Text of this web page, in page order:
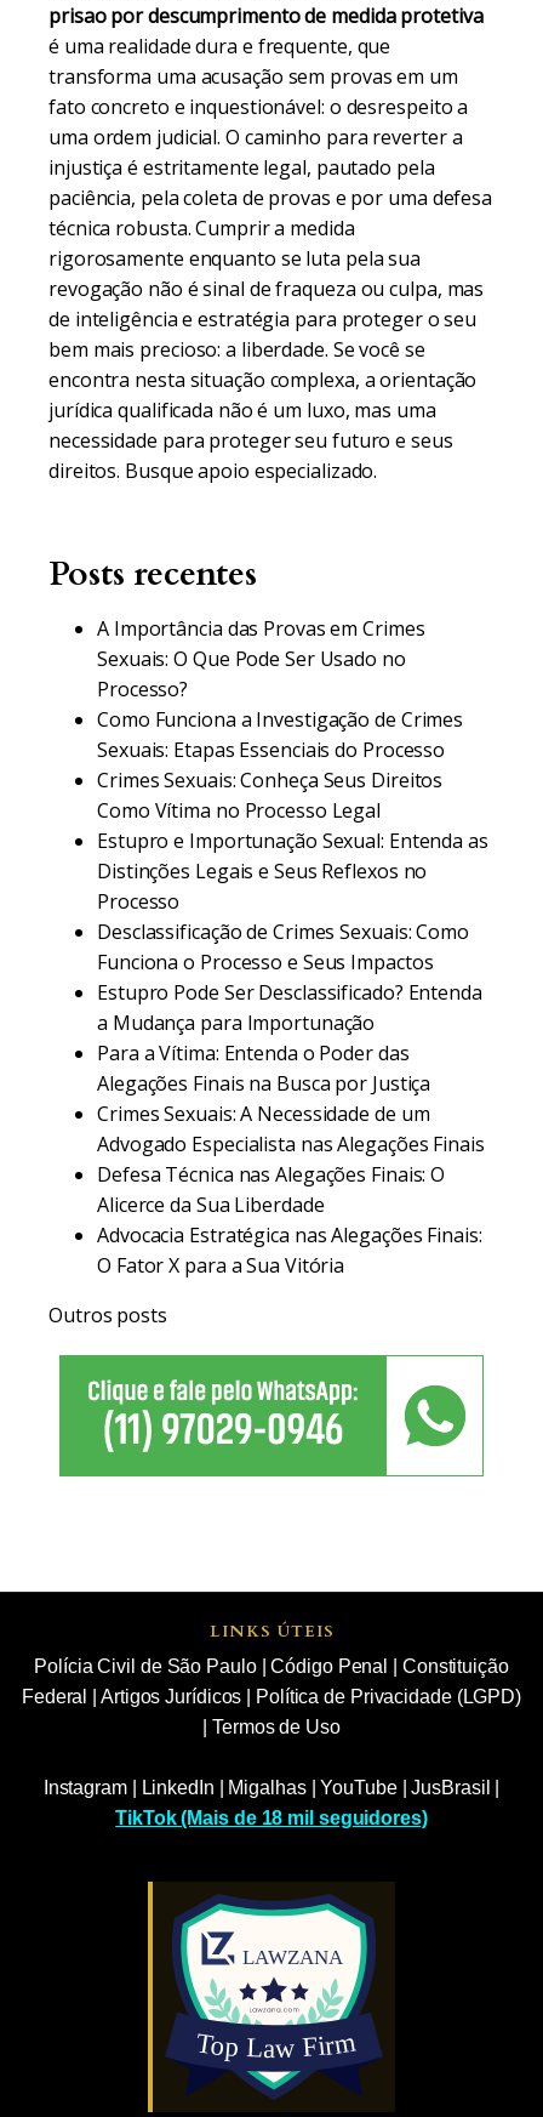
prisao por descumprimento de medida protetiva
é uma realidade dura e frequente, que
transforma uma acusação sem provas em um
fato concreto e inquestionável: o desrespeito a
uma ordem judicial. O caminho para reverter a
injustiça é estritamente legal, pautado pela
paciência, pela coleta de provas e por uma defesa
técnica robusta. Cumprir a medida
rigorosamente enquanto se luta pela sua
revogação não é sinal de fraqueza ou culpa, mas
de inteligência e estratégia para proteger o seu
bem mais precioso: a liberdade. Se você se
encontra nesta situação complexa, a orientação
jurídica qualificada não é um luxo, mas uma
necessidade para proteger seu futuro e seus
direitos. Busque apoio especializado.
Posts recentes
A Importância das Provas em Crimes
Sexuais: O Que Pode Ser Usado no
Processo?
Como Funciona a Investigação de Crimes
Sexuais: Etapas Essenciais do Processo
Crimes Sexuais: Conheça Seus Direitos
Como Vítima no Processo Legal
Estupro e Importunação Sexual: Entenda as
Distinções Legais e Seus Reflexos no
Processo
Desclassificação de Crimes Sexuais: Como
Funciona o Processo e Seus Impactos
Estupro Pode Ser Desclassificado? Entenda
a Mudança para Importunação
Para a Vítima: Entenda o Poder das
Alegações Finais na Busca por Justiça
Crimes Sexuais: A Necessidade de um
Advogado Especialista nas Alegações Finais
Defesa Técnica nas Alegações Finais: O
Alicerce da Sua Liberdade
Advocacia Estratégica nas Alegações Finais:
O Fator X para a Sua Vitória
Outros posts
LINKS ÚTEIS
Polícia Civil de São Paulo|Código Penal
Constituição
Federal
Artigos Jurídicos
Política de Privacidade (LGPD)
|Termos de Uso
Instagram| LinkedIn Migalhas|YouTube|JusBrasil
TikTok (Mais de 18 mil seguidores)